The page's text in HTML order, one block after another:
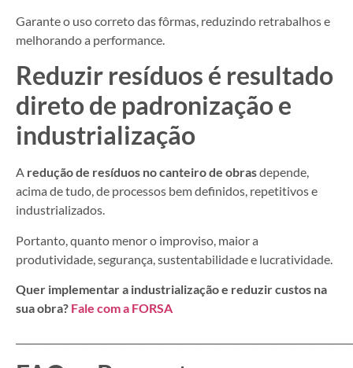
Garante o uso correto das fôrmas, reduzindo retrabalhos e
melhorando a performance.
Reduzir resíduos é resultado
direto de padronização e
industrialização
A redução de resíduos no canteiro de obrasdepende,
acima de tudo, de processos bem definidos, repetitivos e
industrializados.
Portanto, quanto menor o improviso, maior a
produtividade, segurança, sustentabilidade e lucratividade.
Quer implementar a industrialização e reduzir custos na
sua obra? Fale com a FORSA